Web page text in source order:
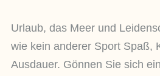
Urlaub, das Meer und
wie kein anderer Sport Spaß,
Ausdauer. Gönnen Sie sich